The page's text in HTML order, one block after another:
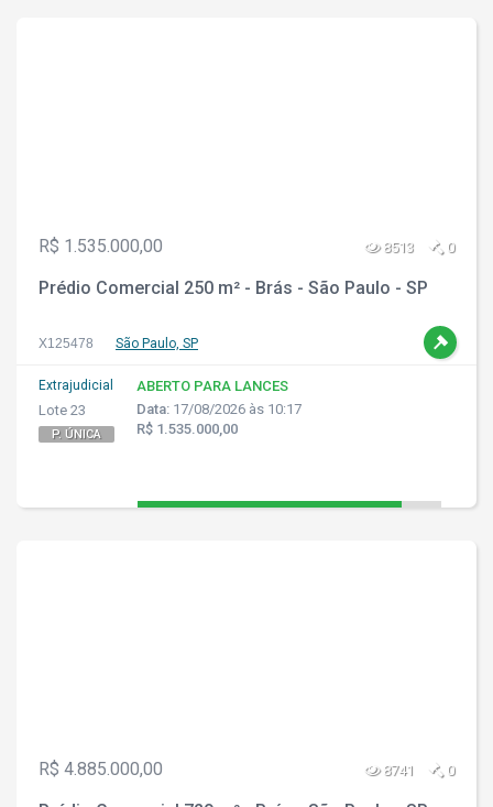
R$ 1.535.000,00 8513 0
Prédio Comercial 250 m² - Brás - São Paulo - SP
X125478 São Paulo, SP
Extrajudicial
Lote 23
P. ÚNICA
ABERTO PARA LANCES
Data: 17/08/2026 às 10:17
R$ 1.535.000,00
R$ 4.885.000,00 8741 0